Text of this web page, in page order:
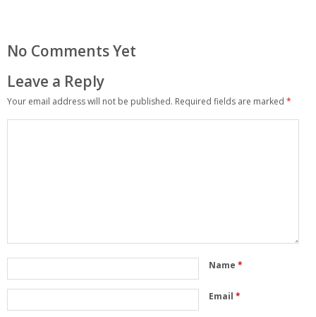
No Comments Yet
Leave a Reply
Your email address will not be published. Required fields are marked *
Name *
Email *